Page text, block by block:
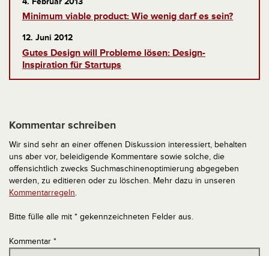
Minimum viable product: Wie wenig darf es sein?
12. Juni 2012
Gutes Design will Probleme lösen: Design-
Inspiration für Startups
Kommentar schreiben
Wir sind sehr an einer offenen Diskussion interessiert, behalten
uns aber vor, beleidigende Kommentare sowie solche, die
offensichtlich zwecks Suchmaschinenoptimierung abgegeben
werden, zu editieren oder zu löschen. Mehr dazu in unseren
Kommentarregeln.
Bitte fülle alle mit * gekennzeichneten Felder aus.
Kommentar *